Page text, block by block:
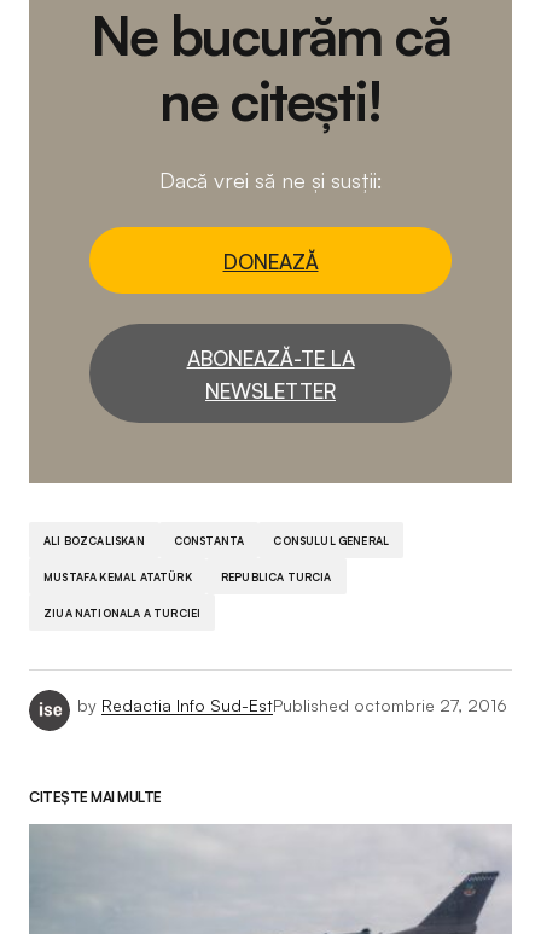
Ne bucurăm că
ne citești!
Dacă vrei să ne și susții:
DONEAZĂ
ABONEAZĂ-TE LA
NEWSLETTER
ALI BOZCALISKAN CONSTANTA CONSULUL GENERAL
MUSTAFA KEMAL ATATÜRK REPUBLICA TURCIA
ZIUA NATIONALA A TURCIEI
by Redactia Info Sud-EstPublished octombrie 27, 2016
CITEȘTE MAI MULTE